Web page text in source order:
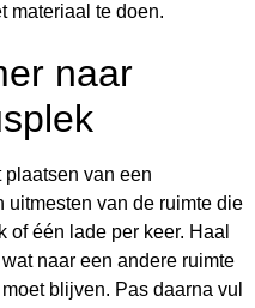
materiaal te doen.
naar
plaatsen van een
uitmesten van de ruimte die
één lade per keer. Haal
naar een andere ruimte
blijven. Pas daarna vul